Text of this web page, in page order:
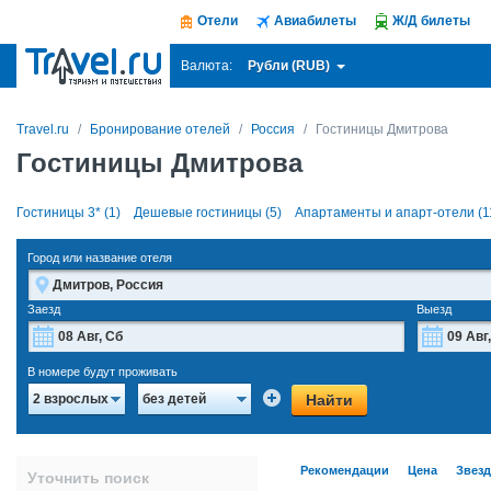
Отели Авиабилеты Ж/Д билеты
Валюта: Рубли (RUB)
Travel.ru Бронирование отелей Россия Гостиницы Дмитрова
Гостиницы Дмитрова
Гостиницы 3* (1) Дешевые гостиницы (5) Апартаменты и апарт-отели
Город или название отеля
Заезд
Пн Вт Ср Чт Пт Сб Вс
27 28 29 30 1 2
Выезд
В номере будут проживать
2 взрослых без детей Найти
Уточнить поиск Рекомендации Цена